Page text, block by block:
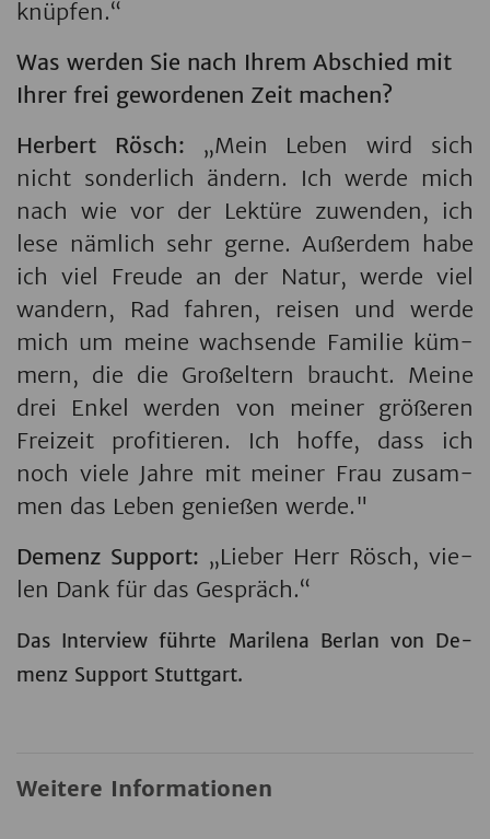
knüp­fen.“
Was wer­den Sie nach Ihrem Ab­schied mit
Ihrer frei ge­wor­de­nen Zeit ma­chen?
Her­bert Rösch: „Mein Leben wird sich
nicht son­der­lich än­dern. Ich werde mich
nach wie vor der Lek­tü­re zu­wen­den, ich
lese näm­lich sehr gerne. Au­ßer­dem habe
ich viel Freu­de an der Natur, werde viel
wan­dern, Rad fah­ren, rei­sen und werde
mich um meine wach­sen­de Fa­mi­lie küm­
mern, die die Gro­ß­el­tern braucht. Meine
drei Enkel wer­den von mei­ner grö­ße­ren
Frei­zeit pro­fi­tie­ren. Ich hoffe, dass ich
noch viele Jahre mit mei­ner Frau zu­sam­
men das Leben ge­ni­e­ßen werde."
De­menz Sup­port: „Lie­ber Herr Rösch, vie­
len Dank für das Ge­spräch.“
Das In­ter­view führ­te Ma­ri­le­na Ber­lan von De­
menz Sup­port Stutt­gart.
Weitere Informationen